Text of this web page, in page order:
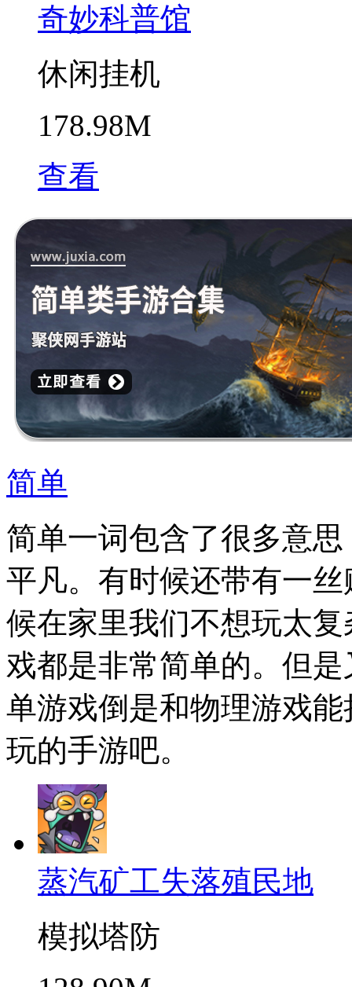
奇妙科普馆
休闲挂机
178.98M
查看
简单
简单一词包含了很多意
平凡。有时候还带有一
候在家里我们不想玩太
戏都是非常简单的。但
单游戏倒是和物理游戏
玩的手游吧。
蒸汽矿工失落殖民地
模拟塔防